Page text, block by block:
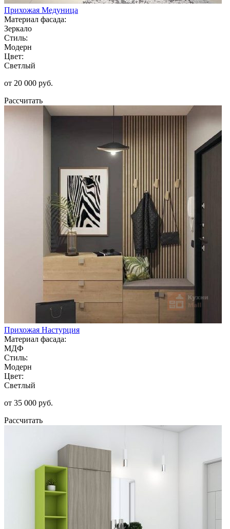
Прихожая Медуница
Материал фасада:
Зеркало
Стиль:
Модерн
Цвет:
Светлый
от 20 000 руб.
Рассчитать
Прихожая Настурция
Материал фасада:
МДФ
Стиль:
Модерн
Цвет:
Светлый
от 35 000 руб.
Рассчитать